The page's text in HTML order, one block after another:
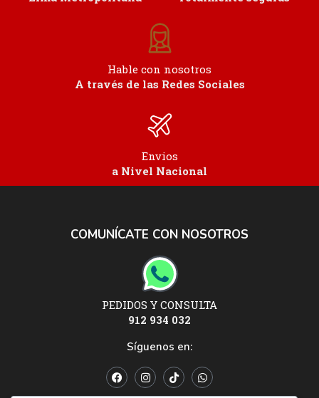
Hable con nosotros
A través de las Redes Sociales
Envios
a Nivel Nacional
COMUNÍCATE CON NOSOTROS
PEDIDOS Y CONSULTA
912 934 032
Síguenos en: